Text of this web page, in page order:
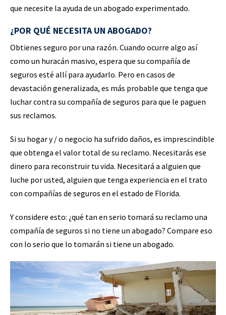
que necesite la ayuda de un abogado experimentado.
¿POR QUÉ NECESITA UN ABOGADO?
Obtienes seguro por una razón. Cuando ocurre algo así
como un huracán masivo, espera que su compañía de
seguros esté allí para ayudarlo. Pero en casos de
devastación generalizada, es más probable que tenga que
luchar contra su compañía de seguros para que le paguen
sus reclamos.
Si su hogar y / o negocio ha sufrido daños, es imprescindible
que obtenga el valor total de su reclamo. Necesitarás ese
dinero para reconstruir tu vida. Necesitará a alguien que
luche por usted, alguien que tenga experiencia en el trato
con compañías de seguros en el estado de Florida.
Y considere esto: ¿qué tan en serio tomará su reclamo una
compañía de seguros si no tiene un abogado? Compare eso
con lo serio que lo tomarán si tiene un abogado.